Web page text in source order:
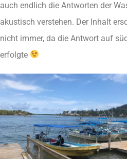
auch endlich die Antworten der
akustisch verstehen. Der Inhalt
nicht immer, da die Antwort auf
erfolgte